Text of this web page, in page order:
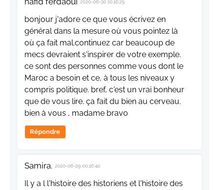
2020-06-30 10:16:29
bonjour j'adore ce que vous écrivez en
général dans la mesure où vous pointez là
où ça fait mal.continuez car beaucoup de
mecs devraient s'inspirer de votre exemple.
ce sont des personnes comme vous dont le
Maroc a besoin et ce, à tous les niveaux y
compris politique. bref, c'est un vrai bonheur
que de vous lire. ça fait du bien au cerveau.
bien à vous , madame bravo
Répondre
Samira. 2020-06-29 00:16:40
Il y a l l'histoire des historiens et l'histoire des